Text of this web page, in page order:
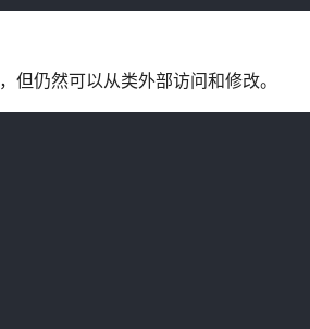
仍然可以从类外部访问和修改。